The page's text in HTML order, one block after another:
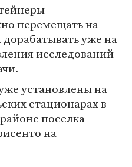
перемещать на
уже на
исследований
установлены на
стационарах в
поселка
на